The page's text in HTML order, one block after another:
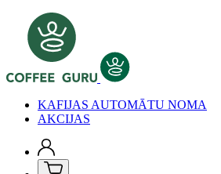
KAFIJAS AUTOMĀTU NOMA
AKCIJAS